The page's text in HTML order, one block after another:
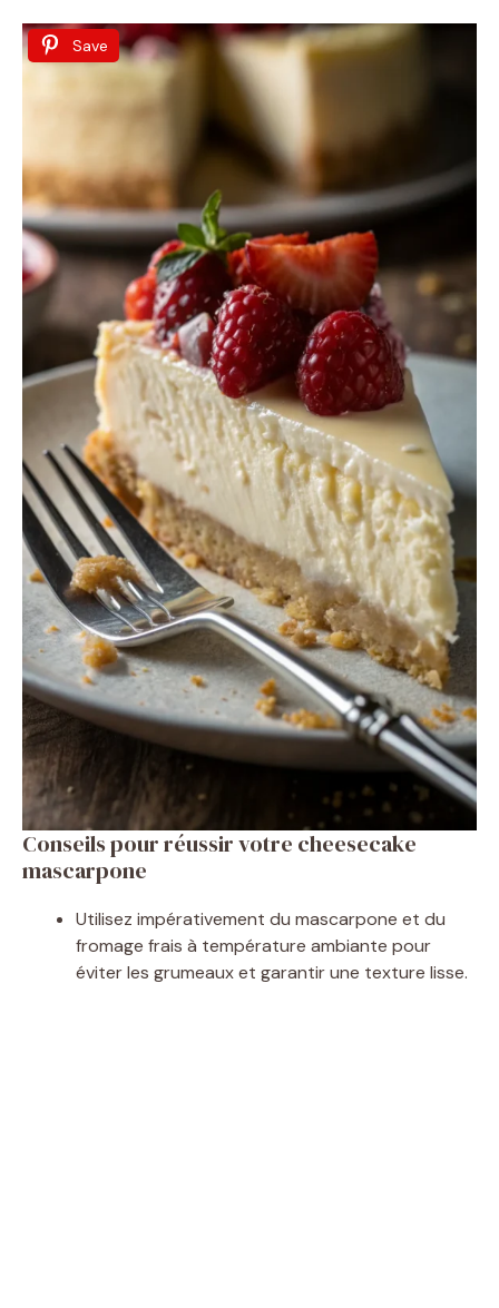
Save
Conseils pour réussir votre cheesecake
mascarpone
Utilisez impérativement du mascarpone et du
fromage frais à température ambiante pour
éviter les grumeaux et garantir une texture lisse.